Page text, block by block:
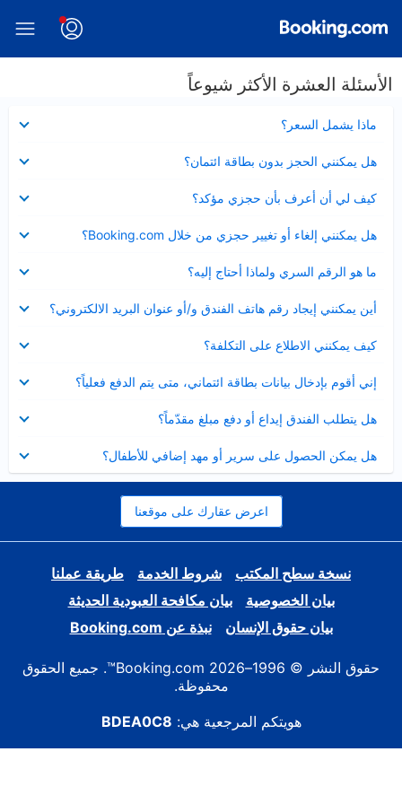
الأسئلة العشرة الأكثر شيوعاً
ماذا يشمل السعر؟
مصغر
هل يمكنني الحجز بدون بطاقة ائتمان؟
مصغر
كيف لي أن أعرف بأن حجزي مؤكد؟
مصغر
هل يمكنني إلغاء أو تغيير حجزي من خلال Booking.com؟
مصغر
ما هو الرقم السري ولماذا أحتاج إليه؟
مصغر
أين يمكنني إيجاد رقم هاتف الفندق و/أو عنوان البريد الالكتروني؟
عرض
مصغر
كيف يمكنني الاطلاع على التكلفة؟
مصغر
إني أقوم بإدخال بيانات بطاقة ائتماني، متى يتم الدفع فعلياً؟
مصغر
هل يتطلب الفندق إيداع أو دفع مبلغ مقدّماً؟
مصغر
هل يمكن الحصول على سرير أو مهد إضافي للأطفال؟
مصغر
اعرض عقارك على موقعنا
نسخة سطح المكتب شروط الخدمة
طريقة عملنا
بيان الخصوصية
بيان مكافحة العبودية الحديثة
بيان حقوق الإنسان
نبذة عن Booking.com
حقوق النشر © 1996–2026 Booking.com™. جميع الحقوق
محفوظة.
هويتكم المرجعية هي: BDEA0C8